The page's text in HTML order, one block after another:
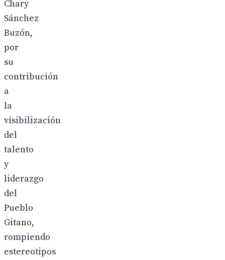
Chary
Sánchez
Buzón,
por
su
contribución
a
la
visibilización
del
talento
y
liderazgo
del
Pueblo
Gitano,
rompiendo
estereotipos